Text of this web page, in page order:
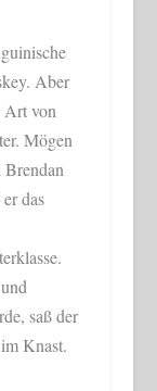
Aber
Art von
Mögen
Brendan
das
saß der
Knast.